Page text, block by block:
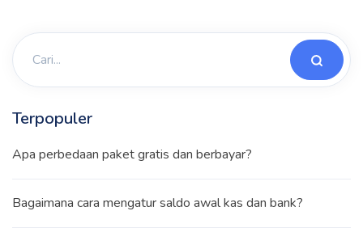
Terpopuler
Apa perbedaan paket gratis dan berbayar?
Bagaimana cara mengatur saldo awal kas dan bank?